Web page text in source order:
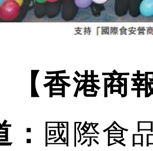
【香港商
國際食